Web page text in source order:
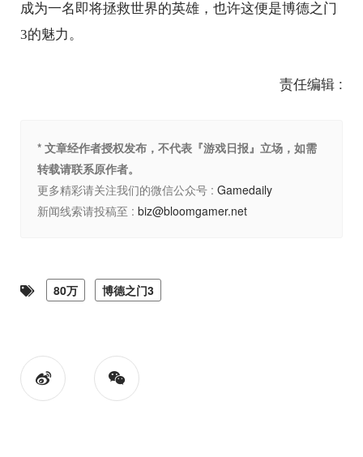
成为一名即将拯救世界的英雄，也许这便是博德之门
3的魅力。
责任编辑 :
* 文章经作者授权发布，不代表『游戏日报』立场，如需
转载请联系原作者。
更多精彩请关注我们的微信公众号 : Gamedaily
新闻线索请投稿至 : biz@bloomgamer.net
80万 博德之门3